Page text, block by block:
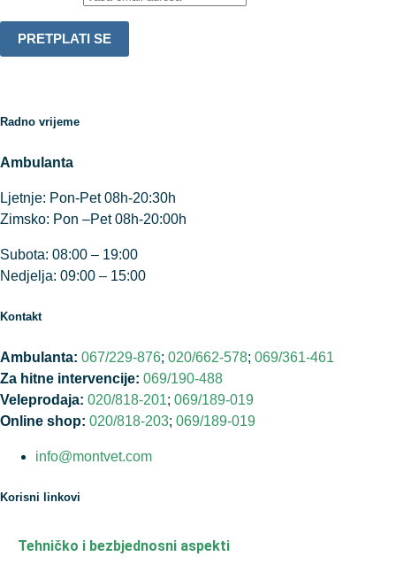
Radno vrijeme
Ambulanta
Ljetnje: Pon-Pet 08h-20:30h
Zimsko: Pon –Pet 08h-20:00h
Subota: 08:00 – 19:00
Nedjelja: 09:00 – 15:00
Kontakt
Ambulanta: 067/229-876; 020/662-578; 069/361-461
Za hitne intervencije: 069/190-488
Veleprodaja: 020/818-201; 069/189-019
Online shop: 020/818-203; 069/189-019
info@montvet.com
Korisni linkovi
Tehničko i bezbjednosni aspekti